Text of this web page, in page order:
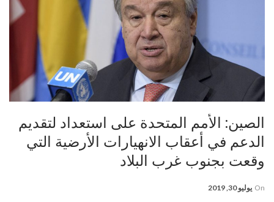
الصين: الأمم المتحدة على استعداد لتقديم
الدعم في أعقاب الانهيارات الأرضية التي
وقعت بجنوب غرب البلاد
On يوليو 30, 2019